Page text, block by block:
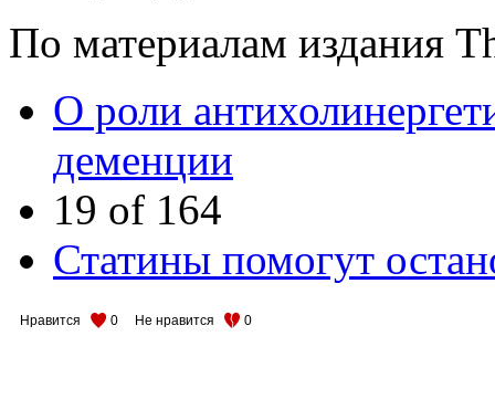
По материалам издания
О роли
деменции
19 of 164
Статины помогут
Нравится 0 Не нравится 0